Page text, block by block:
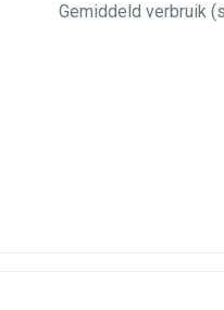
Gemiddeld verbruik